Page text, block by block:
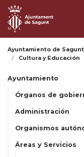
Ayuntamiento de
Cultura y Educación
Ayuntamiento
Órganos de
Administración
Organismos
Áreas y Servicios